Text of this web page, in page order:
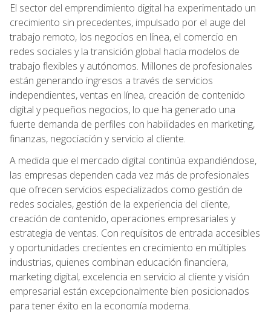
El sector del emprendimiento digital ha experimentado un
crecimiento sin precedentes, impulsado por el auge del
trabajo remoto, los negocios en línea, el comercio en
redes sociales y la transición global hacia modelos de
trabajo flexibles y autónomos. Millones de profesionales
están generando ingresos a través de servicios
independientes, ventas en línea, creación de contenido
digital y pequeños negocios, lo que ha generado una
fuerte demanda de perfiles con habilidades en marketing,
finanzas, negociación y servicio al cliente.
A medida que el mercado digital continúa expandiéndose,
las empresas dependen cada vez más de profesionales
que ofrecen servicios especializados como gestión de
redes sociales, gestión de la experiencia del cliente,
creación de contenido, operaciones empresariales y
estrategia de ventas. Con requisitos de entrada accesibles
y oportunidades crecientes en crecimiento en múltiples
industrias, quienes combinan educación financiera,
marketing digital, excelencia en servicio al cliente y visión
empresarial están excepcionalmente bien posicionados
para tener éxito en la economía moderna.